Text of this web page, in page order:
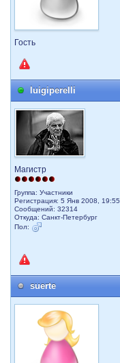
Гость
luigiperelli
Магистр
Группа: Участники
Регистрация: 5 Янв 2008, 19:55
Сообщений: 32314
Откуда: Санкт-Петербург
Пол:
suerte